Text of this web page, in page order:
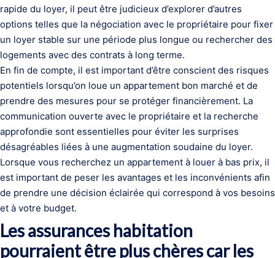
rapide du loyer, il peut être judicieux d’explorer d’autres
options telles que la négociation avec le propriétaire pour fixer
un loyer stable sur une période plus longue ou rechercher des
logements avec des contrats à long terme.
En fin de compte, il est important d’être conscient des risques
potentiels lorsqu’on loue un appartement bon marché et de
prendre des mesures pour se protéger financièrement. La
communication ouverte avec le propriétaire et la recherche
approfondie sont essentielles pour éviter les surprises
désagréables liées à une augmentation soudaine du loyer.
Lorsque vous recherchez un appartement à louer à bas prix, il
est important de peser les avantages et les inconvénients afin
de prendre une décision éclairée qui correspond à vos besoins
et à votre budget.
Les assurances habitation
pourraient être plus chères car les